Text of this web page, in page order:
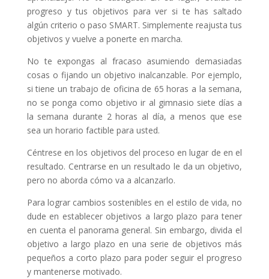
progreso y tus objetivos para ver si te has saltado
algún criterio o paso SMART. Simplemente reajusta tus
objetivos y vuelve a ponerte en marcha.
No te expongas al fracaso asumiendo demasiadas
cosas o fijando un objetivo inalcanzable. Por ejemplo,
si tiene un trabajo de oficina de 65 horas a la semana,
no se ponga como objetivo ir al gimnasio siete días a
la semana durante 2 horas al día, a menos que ese
sea un horario factible para usted.
Céntrese en los objetivos del proceso en lugar de en el
resultado. Centrarse en un resultado le da un objetivo,
pero no aborda cómo va a alcanzarlo.
Para lograr cambios sostenibles en el estilo de vida, no
dude en establecer objetivos a largo plazo para tener
en cuenta el panorama general. Sin embargo, divida el
objetivo a largo plazo en una serie de objetivos más
pequeños a corto plazo para poder seguir el progreso
y mantenerse motivado.